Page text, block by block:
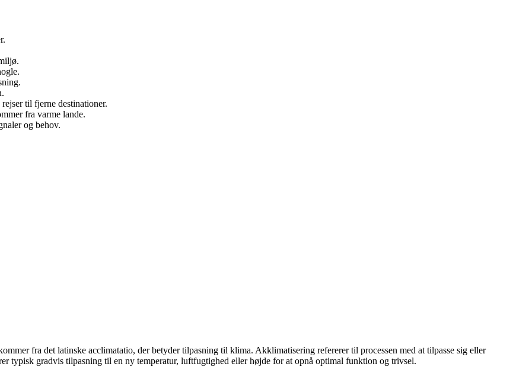
til fjerne destinationer.
fra varme lande.
og behov.
fra det latinske acclimatatio, der betyder tilpasning til klima. Akklimatisering refererer til processen med at tilpasse sig eller
gradvis tilpasning til en ny temperatur, luftfugtighed eller højde for at opnå optimal funktion og trivsel.